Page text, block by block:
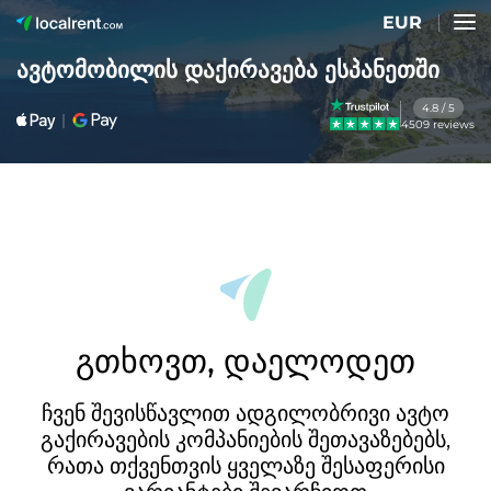
EUR
ავტომობილის დაქირავება ესპანეთში
4.8 / 5
4509 reviews
გთხოვთ, დაელოდეთ
ჩვენ შევისწავლით ადგილობრივი ავტო
გაქირავების კომპანიების შეთავაზებებს,
რათა თქვენთვის ყველაზე შესაფერისი